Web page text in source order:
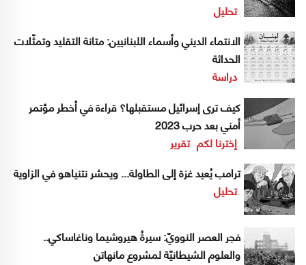
تحليل
الانتماء الديني وأسماء اللبنانيين: متانة التقليد وتمثّلات
الحداثة
دراسة
كيف ترى إسرائيل مستقبلها؟ قراءة في أخطر مؤتمر
أمني بعد حرب 2023
إخترنا لكم تقرير
ترامب يُعيد غزة إلى الطاولة... ويحشر نتنياهو في الزاوية
تحليل
فجر العصر النوويّ: سيرةُ هيروشيما وناغاساكي..
والعلوم الشيطانيّة لمشروع مانهاتن